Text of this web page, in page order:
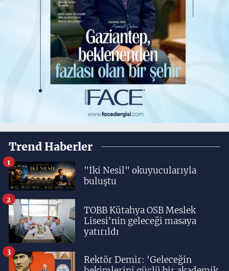
Trend Haberler
"İki Nesil" okuyucularıyla
buluştu
1
TOBB Kütahya OSB Meslek
Lisesi'nin geleceği masaya
yatırıldı
2
Rektör Demir: 'Geleceğin
3